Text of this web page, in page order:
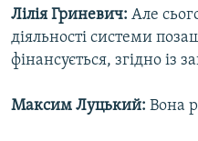
Лілія Гриневич: Але
діяльності системи
фінансується, згідно із
Максим Луцький: Вона